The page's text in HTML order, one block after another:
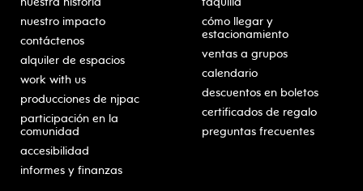
nuestro impacto
contáctenos
alquiler de espacios
work with us
producciones de njpac
participación en la
comunidad
accesibilidad
informes y finanzas
cómo llegar y
estacionamiento
ventas a grupos
calendario
descuentos en boletos
certificados de regalo
preguntas frecuentes